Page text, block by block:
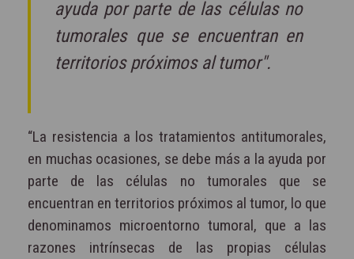
ayuda por parte de las células no
tumorales que se encuentran en
territorios próximos al tumor".
“La resistencia a los tratamientos antitumorales,
en muchas ocasiones, se debe más a la ayuda por
parte de las células no tumorales que se
encuentran en territorios próximos al tumor, lo que
denominamos microentorno tumoral, que a las
razones intrínsecas de las propias células